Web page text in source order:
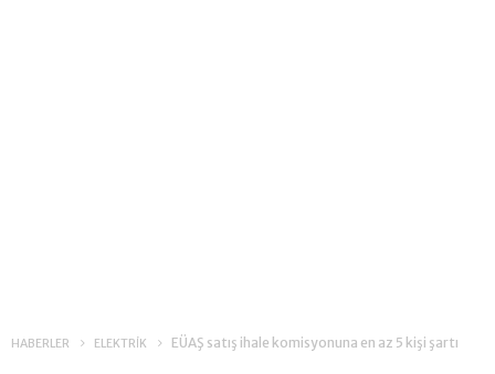
HABERLER ELEKTRİK EÜAŞ satış ihale komisyonuna en az 5 kişi şartı